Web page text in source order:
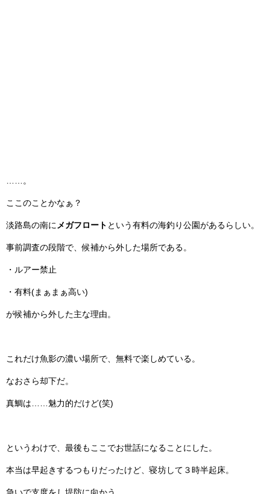
……。
ここのことかなぁ？
淡路島の南に メガフロート という有料の海釣り公園があるらしい。
事前調査の段階で、候補から外した場所である。
・ルアー禁止
・有料(まぁまぁ高い)
が候補から外した主な理由。
これだけ魚影の濃い場所で、無料で楽しめている。
なおさら却下だ。
真鯛は……魅力的だけど(笑)
というわけで、最後もここでお世話になることにした。
本当は早起きするつもりだったけど、寝坊して３時半起床。
急いで支度をし堤防に向かう。